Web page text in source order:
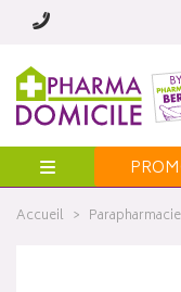
Menu
Accueil Parapharmacie